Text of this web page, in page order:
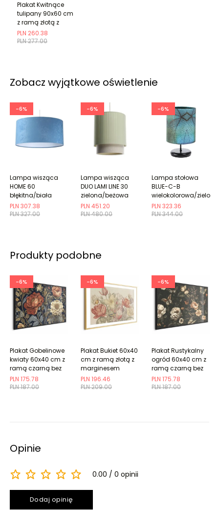
PLN 277.00
PLN 260.38
Plakat Kwitnące
tulipany 90x60 cm
z ramą złotą z
marginesem
Zobacz wyjątkowe oświetlenie
-6%
PLN 327.00
PLN 307.38
Lampa wisząca
HOME 60
błękitna/biała
-6%
PLN 480.00
PLN 451.20
Lampa wisząca
DUO LAMI LINE 30
zielona/beżowa
-6%
PLN 344.00
PLN 323.36
Lampa stołowa
BLUE-C-B
wielokolorowa/zielona
Produkty podobne
-6%
PLN 187.00
PLN 175.78
Plakat Gobelinowe
kwiaty 60x40 cm z
ramą czarną bez
marginesu
-6%
PLN 209.00
PLN 196.46
Plakat Bukiet 60x40
cm z ramą złotą z
marginesem
-6%
PLN 187.00
PLN 175.78
Plakat Rustykalny
ogród 60x40 cm z
ramą czarną bez
marginesu
Opinie
0.00 0 opinii
Dodaj opinię